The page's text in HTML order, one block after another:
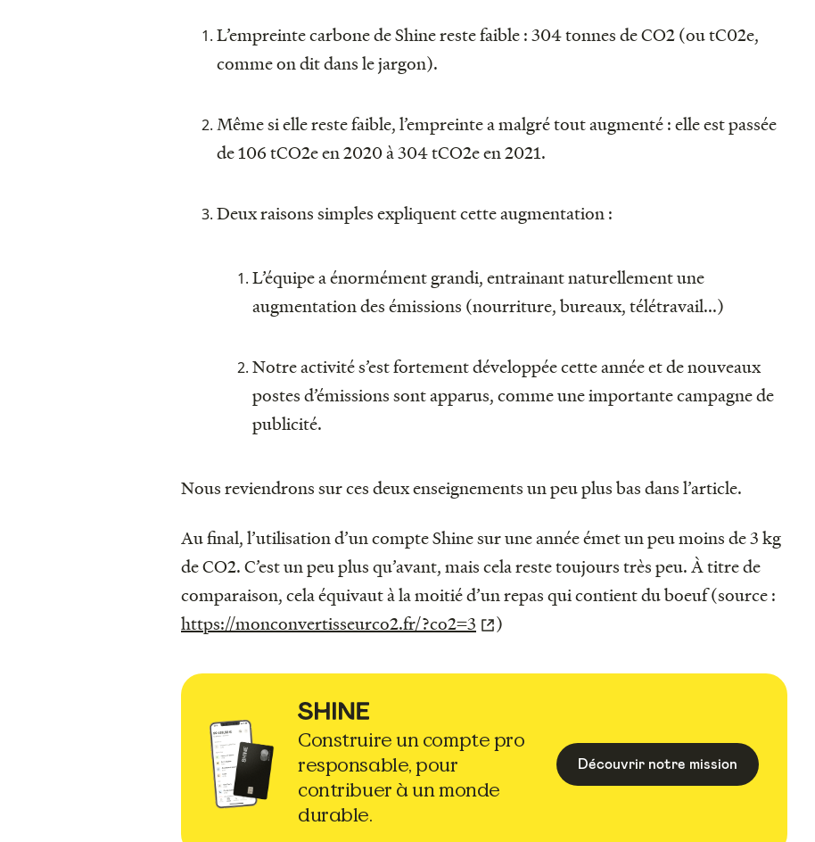
L’empreinte carbone de Shine reste faible : 304 tonnes de CO2 (ou tC02e,
comme on dit dans le jargon).
Même si elle reste faible, l’empreinte a malgré tout augmenté : elle est passée
de 106 tCO2e en 2020 à 304 tCO2e en 2021.
Deux raisons simples expliquent cette augmentation :
L’équipe a énormément grandi, entrainant naturellement une
augmentation des émissions (nourriture, bureaux, télétravail...)
Notre activité s’est fortement développée cette année et de nouveaux
postes d’émissions sont apparus, comme une importante campagne de
publicité.
Nous reviendrons sur ces deux enseignements un peu plus bas dans l’article.
Au final, l’utilisation d’un compte Shine sur une année émet un peu moins de 3 kg
de CO2. C’est un peu plus qu’avant, mais cela reste toujours très peu. À titre de
comparaison, cela équivaut à la moitié d’un repas qui contient du boeuf (source :
https://monconvertisseurco2.fr/?co2=3
)
Construire un compte pro
responsable, pour
contribuer à un monde
durable.
Découvrir notre mission